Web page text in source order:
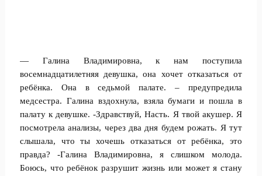
— Галина Владимировна, к нам поступила
восемнадцатилетняя девушка, она хочет отказаться от
ребёнка. Она в седьмой палате. – предупредила
медсестра. Галина вздохнула, взяла бумаги и пошла в
палату к девушке. -Здравствуй, Насть. Я твой акушер. Я
посмотрела анализы, через два дня будем рожать. Я тут
слышала, что ты хочешь отказаться от ребёнка, это
правда? -Галина Владимировна, я слишком молода.
Боюсь, что ребёнок разрушит жизнь или может я стану